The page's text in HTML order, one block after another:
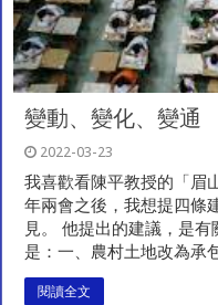
變動、變化、變通
2022-03-23
我喜歡看陳平教授的「眉
年兩會之後，我想提四條
見。 他提出的建議，是
是：一、農村土地改為承
閱讀全文